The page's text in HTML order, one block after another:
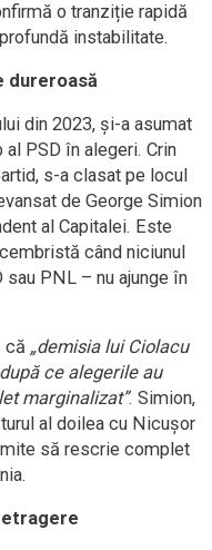
o tranziție rapidă
instabilitate.
dureroasă
din 2023, și-a asumat
PSD în alegeri. Crin
s-a clasat pe locul
de George Simion
al Capitalei. Este
când niciunul
PNL – nu ajunge în
că „demisia lui Ciolacu
ce alegerile au
marginalizat”. Simion,
al doilea cu Nicușor
să rescrie complet